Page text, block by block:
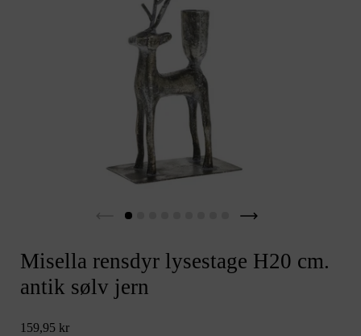
Misella rensdyr lysestage H20 cm.
antik sølv jern
159,95 kr